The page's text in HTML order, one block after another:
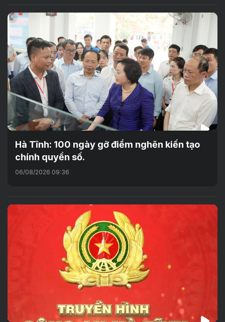
Hà Tĩnh: 100 ngày gỡ điểm nghẽn kiến tạo
chính quyền số.
06/08/2026 09:36